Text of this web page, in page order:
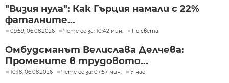
"Визия нула": Как Гърция намали с 22%
фаталните...
09:59, 06.08.2026 Чете се за: 10:42 мин. По света
Омбудсманът Велислава Делчева:
Промените в трудовото...
10:18, 06.08.2026 Чете се за: 07:57 мин. У нас